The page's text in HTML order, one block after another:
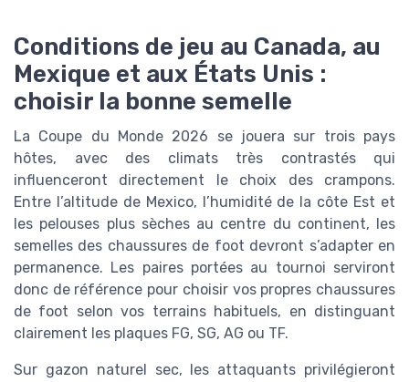
Conditions de jeu au Canada, au
Mexique et aux États Unis :
choisir la bonne semelle
La Coupe du Monde 2026 se jouera sur trois pays
hôtes, avec des climats très contrastés qui
influenceront directement le choix des crampons.
Entre l’altitude de Mexico, l’humidité de la côte Est et
les pelouses plus sèches au centre du continent, les
semelles des chaussures de foot devront s’adapter en
permanence. Les paires portées au tournoi serviront
donc de référence pour choisir vos propres chaussures
de foot selon vos terrains habituels, en distinguant
clairement les plaques FG, SG, AG ou TF.
Sur gazon naturel sec, les attaquants privilégieront